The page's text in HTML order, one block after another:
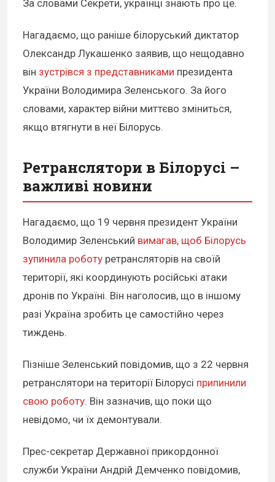
За словами Секрети, українці знають про це.
Нагадаємо, що раніше білоруський диктатор
Олександр Лукашенко заявив, що нещодавно
він зустрівся з представниками президента
України Володимира Зеленського. За його
словами, характер війни миттєво зміниться,
якщо втягнути в неї Білорусь.
Ретранслятори в Білорусі –
важливі новини
Нагадаємо, що 19 червня президент України
Володимир Зеленський вимагав, щоб Білорусь
зупинила роботу ретрансляторів на своїй
території, які координують російські атаки
дронів по Україні. Він наголосив, що в іншому
разі Україна зробить це самостійно через
тиждень.
Пізніше Зеленський повідомив, що з 22 червня
ретранслятори на території Білорусі припинили
свою роботу. Він зазначив, що поки що
невідомо, чи їх демонтували.
Прес-секретар Державної прикордонної
служби України Андрій Демченко повідомив,